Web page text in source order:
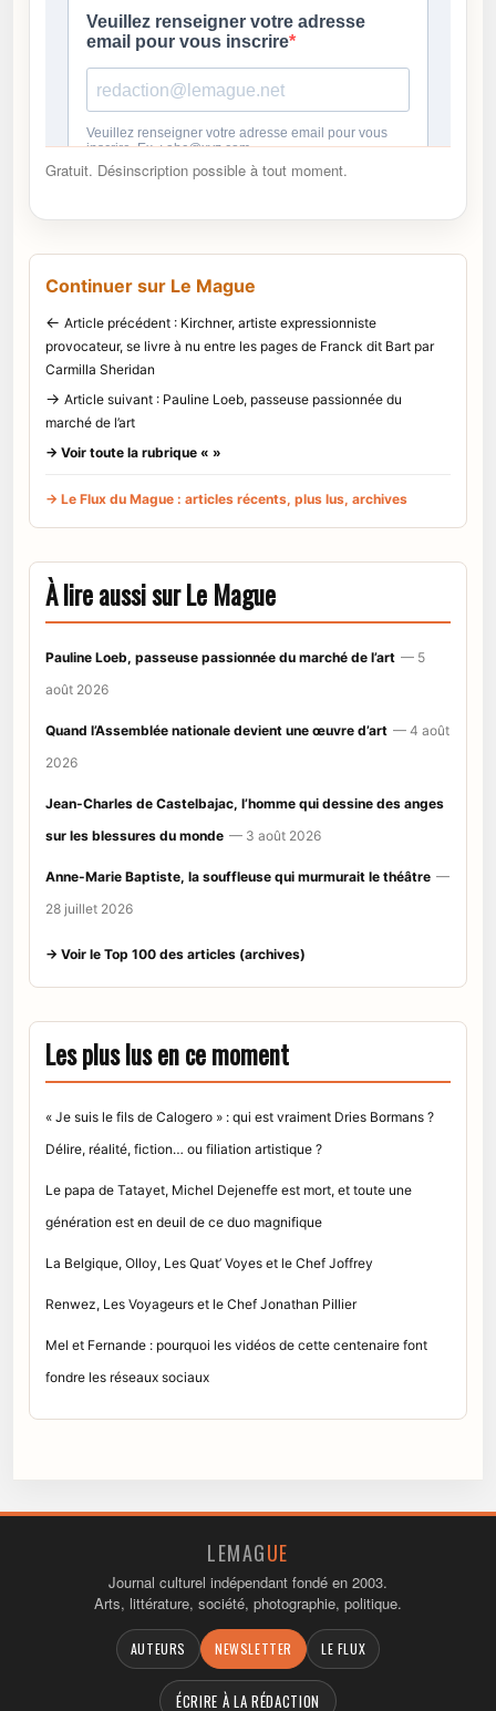
Gratuit. Désinscription possible à tout moment.
Continuer sur Le Mague
← Article précédent : Kirchner, artiste expressionniste
provocateur, se livre à nu entre les pages de Franck dit Bart par
Carmilla Sheridan
→ Article suivant : Pauline Loeb, passeuse passionnée du
marché de l’art
→ Voir toute la rubrique « »
→ Le Flux du Mague : articles récents, plus lus, archives
À lire aussi sur Le Mague
Pauline Loeb, passeuse passionnée du marché de l’art — 5
août 2026
Quand l’Assemblée nationale devient une œuvre d’art — 4 août
2026
Jean-Charles de Castelbajac, l’homme qui dessine des anges
sur les blessures du monde — 3 août 2026
Anne-Marie Baptiste, la souffleuse qui murmurait le théâtre —
28 juillet 2026
→ Voir le Top 100 des articles (archives)
Les plus lus en ce moment
« Je suis le fils de Calogero » : qui est vraiment Dries Bormans ?
Délire, réalité, fiction… ou filiation artistique ?
Le papa de Tatayet, Michel Dejeneffe est mort, et toute une
génération est en deuil de ce duo magnifique
La Belgique, Olloy, Les Quat’ Voyes et le Chef Joffrey
Renwez, Les Voyageurs et le Chef Jonathan Pillier
Mel et Fernande : pourquoi les vidéos de cette centenaire font
fondre les réseaux sociaux
LEMAGUE
Journal culturel indépendant fondé en 2003.
Arts, littérature, société, photographie, politique.
AUTEURS NEWSLETTER LE FLUX
ÉCRIRE À LA RÉDACTION